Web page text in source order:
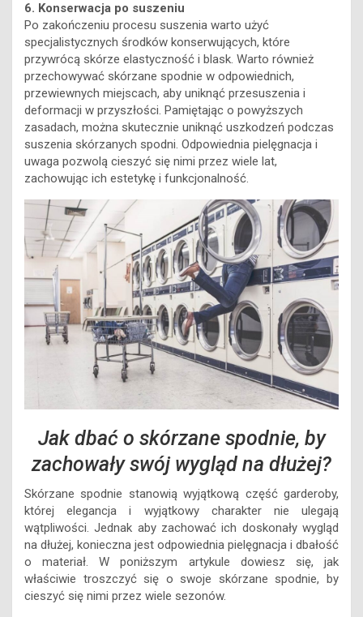
6. Konserwacja po suszeniu
Po zakończeniu procesu suszenia warto użyć
specjalistycznych środków konserwujących, które
przywrócą skórze elastyczność i blask. Warto również
przechowywać skórzane spodnie w odpowiednich,
przewiewnych miejscach, aby uniknąć przesuszenia i
deformacji w przyszłości. Pamiętając o powyższych
zasadach, można skutecznie uniknąć uszkodzeń podczas
suszenia skórzanych spodni. Odpowiednia pielęgnacja i
uwaga pozwolą cieszyć się nimi przez wiele lat,
zachowując ich estetykę i funkcjonalność.
Jak dbać o skórzane spodnie, by
zachowały swój wygląd na dłużej?
Skórzane spodnie stanowią wyjątkową część garderoby,
której elegancja i wyjątkowy charakter nie ulegają
wątpliwości. Jednak aby zachować ich doskonały wygląd
na dłużej, konieczna jest odpowiednia pielęgnacja i dbałość
o materiał. W poniższym artykule dowiesz się, jak
właściwie troszczyć się o swoje skórzane spodnie, by
cieszyć się nimi przez wiele sezonów.